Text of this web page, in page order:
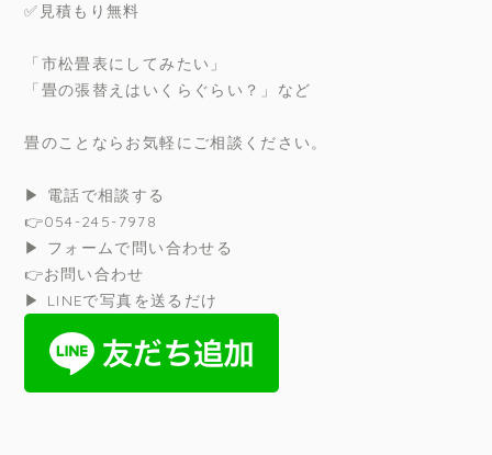
✅見積もり無料
「市松畳表にしてみたい」
「畳の張替えはいくらぐらい？」など
畳のことならお気軽にご相談ください。
▶ 電話で相談する
👉054-245-7978
▶ フォームで問い合わせる
👉お問い合わせ
▶ LINEで写真を送るだけ